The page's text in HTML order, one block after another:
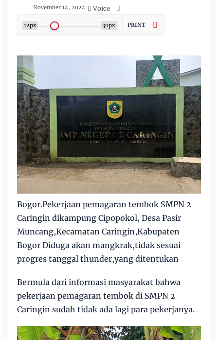
November 14, 2024
Voice
12px 30px PRINT
Bogor.Pekerjaan pemagaran tembok SMPN 2
Caringin dikampung Cipopokol, Desa Pasir
Muncang,Kecamatan Caringin,Kabupaten
Bogor Diduga akan mangkrak,tidak sesuai
progres tanggal thunder,yang ditentukan
Bermula dari informasi masyarakat bahwa
pekerjaan pemagaran tembok di SMPN 2
Caringin sudah tidak ada lagi para pekerjanya.